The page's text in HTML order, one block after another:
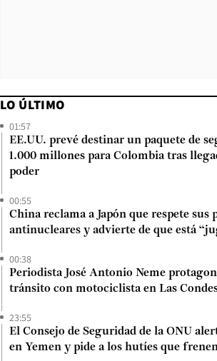
LO ÚLTIMO
01:57
EE.UU. prevé destinar un paquete de
1.000 millones para Colombia tras
poder
00:55
China reclama a Japón que respete sus
antinucleares y advierte de que está
00:38
Periodista José Antonio Neme
tránsito con motociclista en Las
23:55
El Consejo de Seguridad de la ONU
en Yemen y pide a los hutíes que